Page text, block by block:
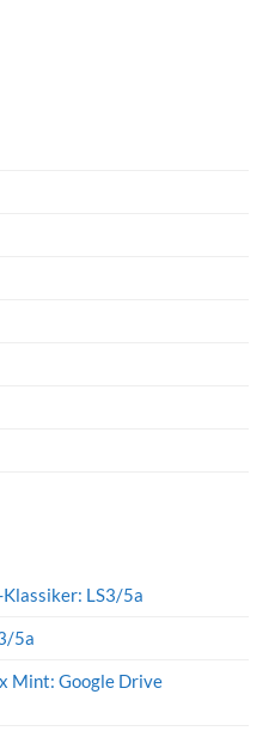
LS3/5a
5a
Mint: Google Drive